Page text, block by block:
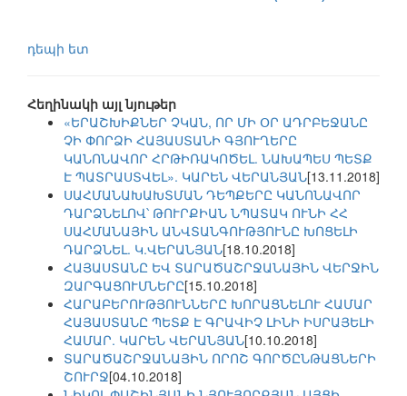
դեպի ետ
Հեղինակի այլ նյութեր
«ԵՐԱՇԽԻՔՆԵՐ ՉԿԱՆ, ՈՐ ՄԻ ՕՐ ԱԴՐԲԵՋԱՆԸ
ՉԻ ՓՈՐՁԻ ՀԱՅԱՍՏԱՆԻ ԳՅՈՒՂԵՐԸ
ԿԱՆՈՆԱՎՈՐ ՀՐԹԻՌԱԿՈԾԵԼ. ՆԱԽԱՊԵՍ ՊԵՏՔ
Է ՊԱՏՐԱՍՏՎԵԼ». ԿԱՐԵՆ ՎԵՐԱՆՅԱՆ[13.11.2018]
ՍԱՀՄԱՆԱԽԱԽՏՄԱՆ ԴԵՊՔԵՐԸ ԿԱՆՈՆԱՎՈՐ
ԴԱՐՁՆԵԼՈՎ՝ ԹՈՒՐՔԻԱՆ ՆՊԱՏԱԿ ՈՒՆԻ ՀՀ
ՍԱՀՄԱՆԱՅԻՆ ԱՆՎՏԱՆԳՈՒԹՅՈՒՆԸ ԽՈՑԵԼԻ
ԴԱՐՁՆԵԼ. Կ.ՎԵՐԱՆՅԱՆ[18.10.2018]
ՀԱՅԱՍՏԱՆԸ ԵՎ ՏԱՐԱԾԱՇՐՋԱՆԱՅԻՆ ՎԵՐՋԻՆ
ԶԱՐԳԱՑՈՒՄՆԵՐԸ[15.10.2018]
ՀԱՐԱԲԵՐՈՒԹՅՈՒՆՆԵՐԸ ԽՈՐԱՑՆԵԼՈՒ ՀԱՄԱՐ
ՀԱՅԱՍՏԱՆԸ ՊԵՏՔ Է ԳՐԱՎԻՉ ԼԻՆԻ ԻՍՐԱՅԵԼԻ
ՀԱՄԱՐ. ԿԱՐԵՆ ՎԵՐԱՆՅԱՆ[10.10.2018]
ՏԱՐԱԾԱՇՐՋԱՆԱՅԻՆ ՈՐՈՇ ԳՈՐԾԸՆԹԱՑՆԵՐԻ
ՇՈՒՐՋ[04.10.2018]